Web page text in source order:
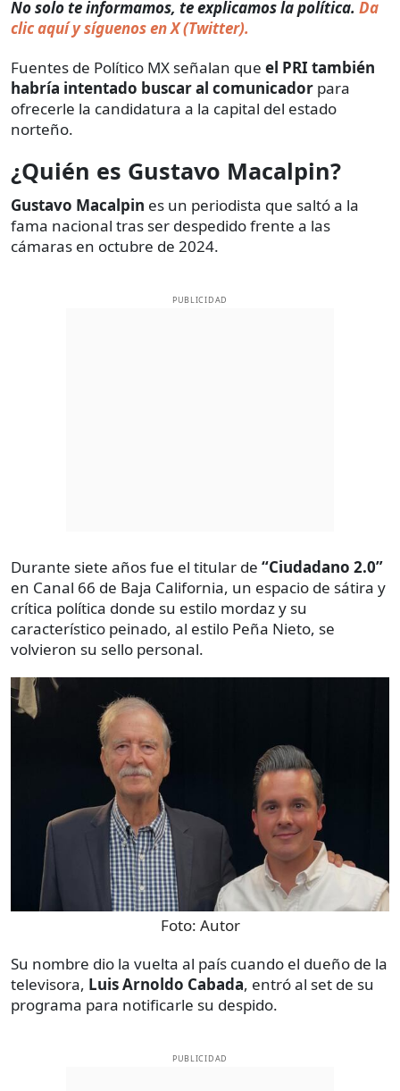
No solo te informamos, te explicamos la política. Da
clic aquí y síguenos en X (Twitter).
Fuentes de Político MX señalan que el PRI también
habría intentado buscar al comunicador para
ofrecerle la candidatura a la capital del estado
norteño.
¿Quién es Gustavo Macalpin?
Gustavo Macalpin es un periodista que saltó a la
fama nacional tras ser despedido frente a las
cámaras en octubre de 2024.
PUBLICIDAD
Durante siete años fue el titular de “Ciudadano 2.0”
en Canal 66 de Baja California, un espacio de sátira y
crítica política donde su estilo mordaz y su
característico peinado, al estilo Peña Nieto, se
volvieron su sello personal.
Foto: Autor
Su nombre dio la vuelta al país cuando el dueño de la
televisora, Luis Arnoldo Cabada, entró al set de su
programa para notificarle su despido.
PUBLICIDAD